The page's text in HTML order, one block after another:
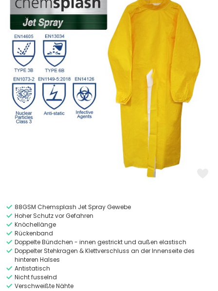
88GSM Chemsplash Jet Spray Gewebe
Hoher Schutz vor Gefahren
Knöchellänge
Rückenband
Doppelte Bündchen - innen gestrickt und außen elastisch
Doppelter Stehkragen & Klettverschluss an der Innenseite des
hinteren Halses
Antistatisch
Nicht fusselnd
Verschweißte Nähte